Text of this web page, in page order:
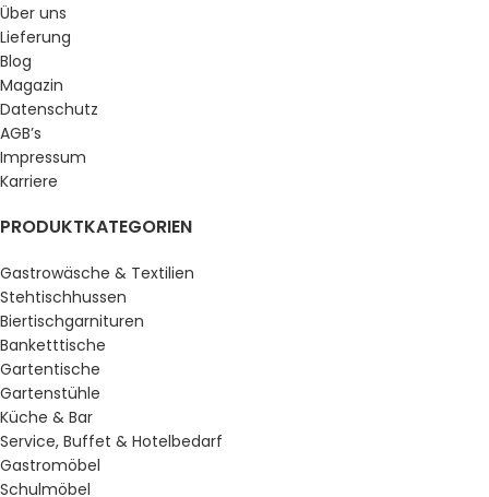
Über uns
Lieferung
Blog
Magazin
Datenschutz
AGB’s
Impressum
Karriere
PRODUKTKATEGORIEN
Gastrowäsche & Textilien
Stehtischhussen
Biertischgarnituren
Banketttische
Gartentische
Gartenstühle
Küche & Bar
Service, Buffet & Hotelbedarf
Gastromöbel
Schulmöbel